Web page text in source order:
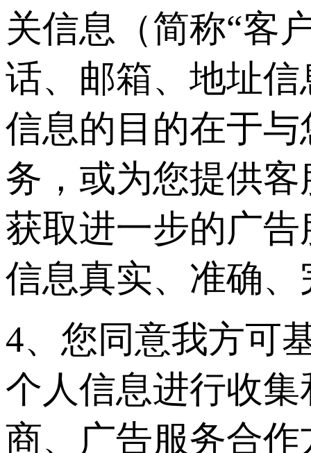
关信息（简称“客
话、邮箱、地址
信息的目的在于
务，或为您提供
获取进一步的广
信息真实、准确
4、您同意我方可
个人信息进行收
商、广告服务合